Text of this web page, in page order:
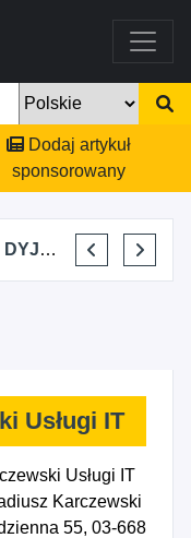
Dodaj artykuł
sponsorowany
ELENA MAKARCHIK
Usługi IT
Usługi IT
Karczewski
55, 03-668